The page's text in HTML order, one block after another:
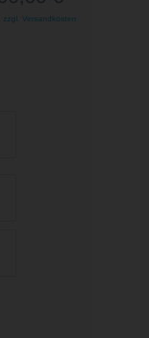
zzgl. Versandkosten